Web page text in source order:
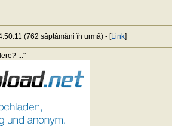
(762 săptămâni în urmă) - [Link]
..." -